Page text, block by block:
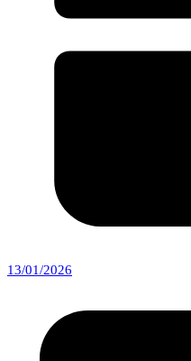
13/01/2026